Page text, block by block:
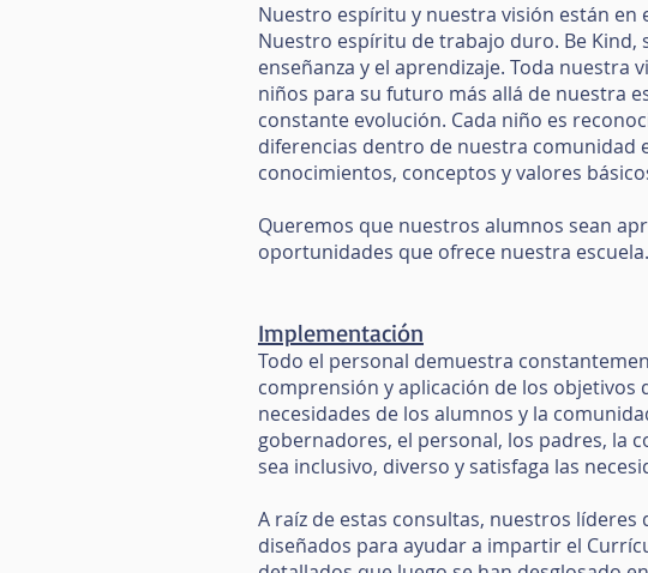
Nuestro espíritu y nuestra visión están en
Nuestro espíritu de trabajo duro. Be
enseñanza y el aprendizaje. Toda nuestra
niños para su futuro más allá de nuestra
constante evolución. Cada niño es
diferencias dentro de nuestra comunidad
conocimientos, conceptos y valores
Queremos que nuestros alumnos sean
oportunidades que ofrece nuestra escuela.
Implementación
Todo el personal demuestra
comprensión y aplicación de los objetivos
necesidades de los alumnos y la
gobernadores, el personal, los padres, la
sea inclusivo, diverso y satisfaga las
A raíz de estas consultas, nuestros
diseñados para ayudar a impartir el